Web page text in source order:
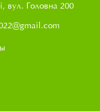
вул. Головна 200